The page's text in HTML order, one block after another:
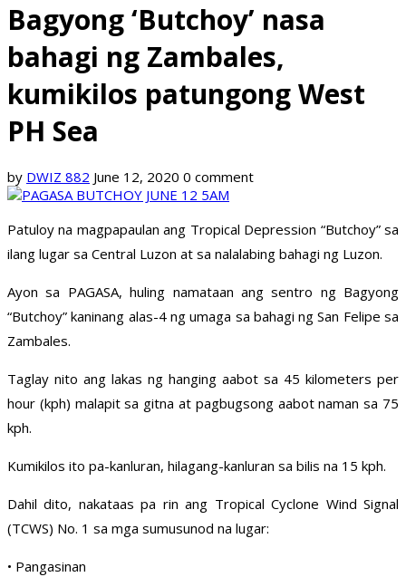
Bagyong ‘Butchoy’ nasa
bahagi ng Zambales,
kumikilos patungong West
PH Sea
by DWIZ 882 June 12, 2020 0 comment
Patuloy na magpapaulan ang Tropical Depression “Butchoy” sa
ilang lugar sa Central Luzon at sa nalalabing bahagi ng Luzon.
Ayon sa PAGASA, huling namataan ang sentro ng Bagyong
“Butchoy” kaninang alas-4 ng umaga sa bahagi ng San Felipe sa
Zambales.
Taglay nito ang lakas ng hanging aabot sa 45 kilometers per
hour (kph) malapit sa gitna at pagbugsong aabot naman sa 75
kph.
Kumikilos ito pa-kanluran, hilagang-kanluran sa bilis na 15 kph.
Dahil dito, nakataas pa rin ang Tropical Cyclone Wind Signal
(TCWS) No. 1 sa mga sumusunod na lugar:
• Pangasinan